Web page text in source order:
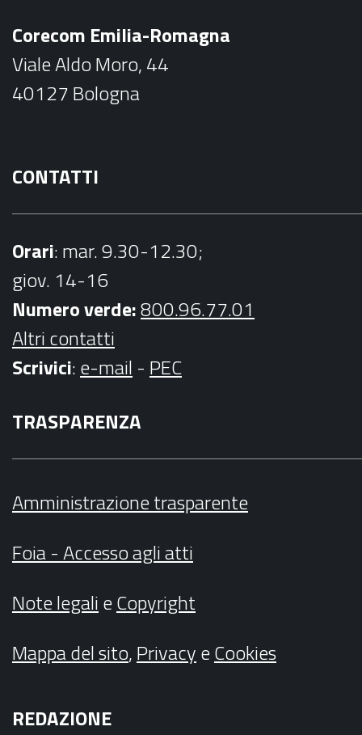
o
k
r
a
Corecom Emilia-Romagna
Viale Aldo Moro, 44
40127 Bologna
CONTATTI
Orari: mar. 9.30-12.30;
giov. 14-16
Numero verde:800.96.77.01
Altri contatti
Scrivici:e-mail - PEC
TRASPARENZA
Amministrazione trasparente
Foia - Accesso agli atti
Note legalieCopyright
Mappa del sito,PrivacyeCookies
REDAZIONE